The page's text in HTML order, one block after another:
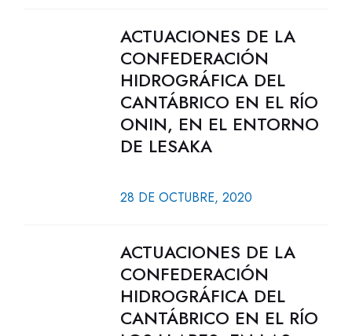
ACTUACIONES DE LA
CONFEDERACIÓN
HIDROGRÁFICA DEL
CANTÁBRICO EN EL RÍO
ONIN, EN EL ENTORNO
DE LESAKA
28 DE OCTUBRE, 2020
ACTUACIONES DE LA
CONFEDERACIÓN
HIDROGRÁFICA DEL
CANTÁBRICO EN EL RÍO